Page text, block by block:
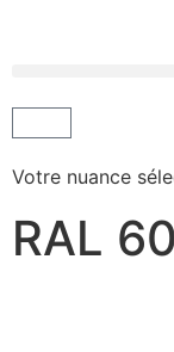
Votre nuance
RAL